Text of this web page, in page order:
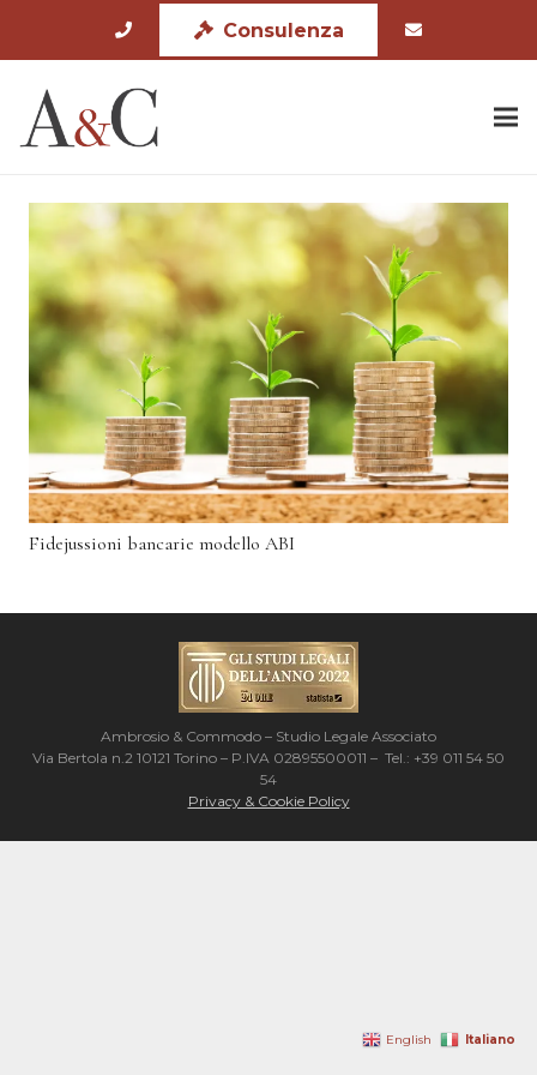
Consulenza
Fidejussioni bancarie modello ABI
Ambrosio & Commodo – Studio Legale Associato
Via Bertola n.2 10121 Torino – P.IVA 02895500011 – Tel.: +39 011 54 50
54
Privacy & Cookie Policy
English Italiano